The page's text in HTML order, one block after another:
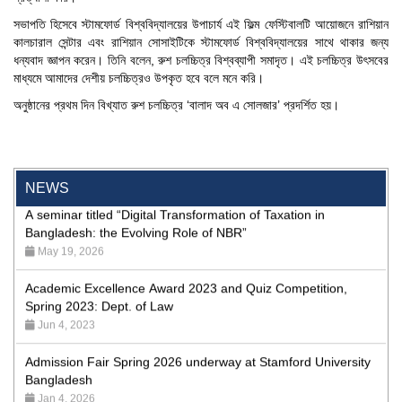
NEWS
Aug 20, 2023
24th Dhaka International Film Festival Begins Today,
Screenings Held at Stamford University Bangladesh
A seminar titled “Digital Transformation of Taxation in
Bangladesh: the Evolving Role of NBR”
May 19, 2026
Academic Excellence Award 2023 and Quiz Competition,
Jun 4, 2023
Admission Fair Spring 2026 underway at Stamford University
Jan 4, 2026
সভাপতি হিসেবে স্টামফোর্ড বিশ্ববিদ্যালয়ের উপাচার্য এই ফিল্ম ফেস্টিবালটি আয়োজনে রাশিয়ান
কালচারাল সেন্টার এবং রাশিয়ান সোসাইটিকে স্টামফোর্ড বিশ্ববিদ্যালয়ের সাথে থাকার জন্য
ধন্যবাদ জ্ঞাপন করেন। তিনি বলেন, রুশ চলচ্চিত্র বিশ্বব্যাপী সমাদৃত। এই চলচ্চিত্র উৎসবের
মাধ্যমে আমাদের দেশীয় চলচ্চিত্রও উপকৃত হবে বলে মনে করি।
অনুষ্ঠানের প্রথম দিন বিখ্যাত রুশ চলচ্চিত্র ‘বালাদ অব এ সোলজার’ প্রদর্শিত হয়।